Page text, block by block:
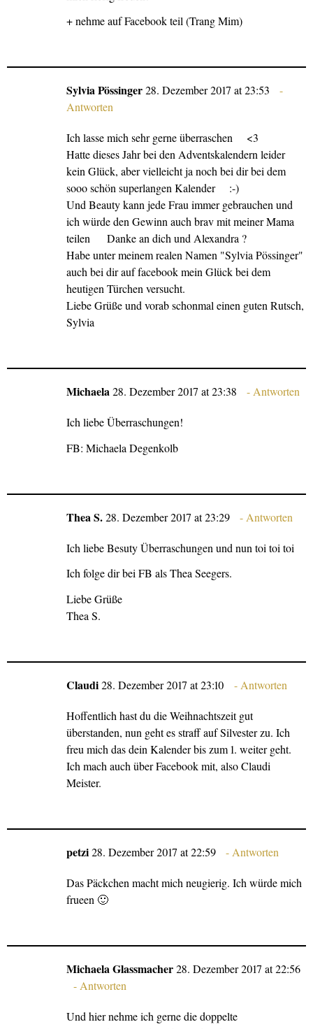
+ nehme auf Facebook teil (Trang Mim)
Sylvia Pössinger28. Dezember 2017 at 23:53
Antworten
Ich lasse mich sehr gerne überraschen <3
Hatte dieses Jahr bei den Adventskalendern leider
kein Glück, aber vielleicht ja noch bei dir bei dem
sooo schön superlangen Kalender :-)
Und Beauty kann jede Frau immer gebrauchen und
ich würde den Gewinn auch brav mit meiner Mama
teilen Danke an dich und Alexandra ?
Habe unter meinem realen Namen "Sylvia Pössinger"
auch bei dir auf facebook mein Glück bei dem
heutigen Türchen versucht.
Liebe Grüße und vorab schonmal einen guten Rutsch,
Sylvia
Michaela28. Dezember 2017 at 23:38 Antworten
Ich liebe Überraschungen!
FB: Michaela Degenkolb
Thea S.28. Dezember 2017 at 23:29 Antworten
Ich liebe Besuty Überraschungen und nun toi toi toi
Ich folge dir bei FB als Thea Seegers.
Liebe Grüße
Thea S.
Claudi28. Dezember 2017 at 23:10 Antworten
Hoffentlich hast du die Weihnachtszeit gut
überstanden, nun geht es straff auf Silvester zu. Ich
freu mich das dein Kalender bis zum 1. weiter geht.
Ich mach auch über Facebook mit, also Claudi
Meister.
petzi28. Dezember 2017 at 22:59 Antworten
Das Päckchen macht mich neugierig. Ich würde mich
frueen 🙂
Michaela Glassmacher28. Dezember 2017 at 22:56
Antworten
Und hier nehme ich gerne die doppelte